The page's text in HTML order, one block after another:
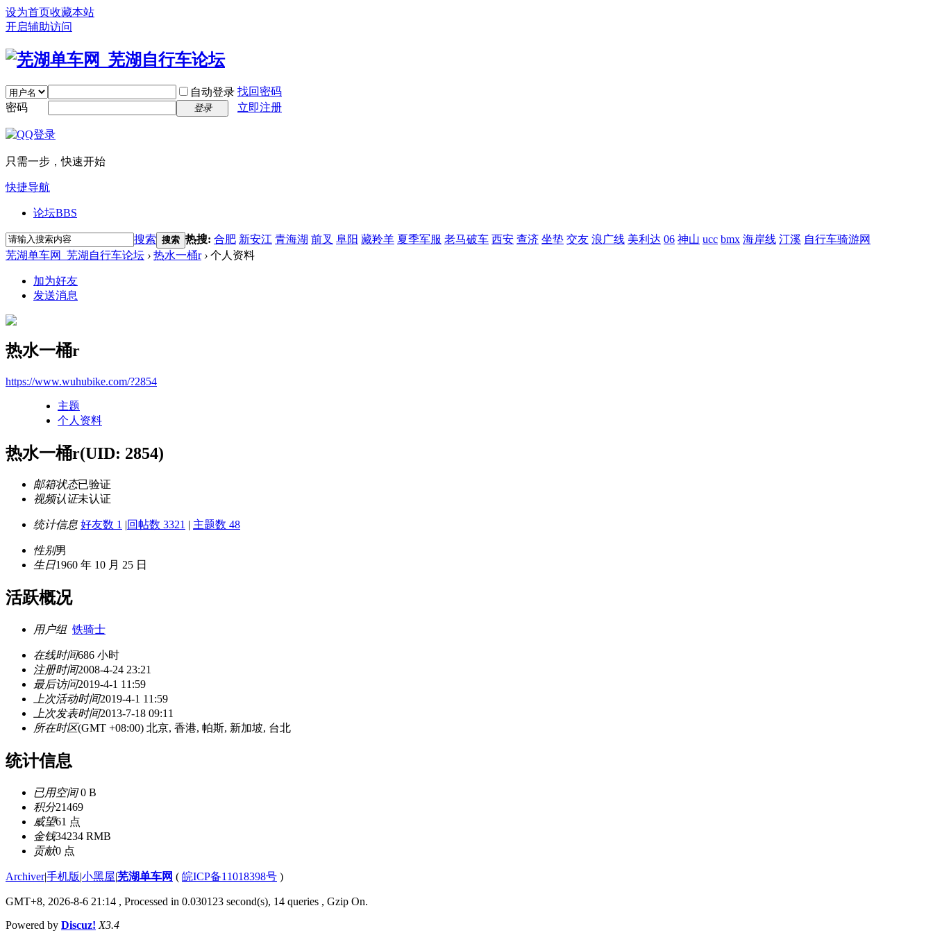
设为首页收藏本站
开启辅助访问
自动登录 找回密码
密码
登录 立即注册
只需一步，快速开始
快捷导航
论坛BBS
搜索 搜索 热搜: 合肥 新安江 青海湖 前叉 阜阳 藏羚羊 夏季军服 老马破车 西安 查济 坐垫 交友 浪广线 美利达 06 神山 ucc bmx 海岸线 汀溪 自行车骑游网
芜湖单车网_芜湖自行车论坛 › 热水一桶r › 个人资料
加为好友
发送消息
热水一桶r
https://www.wuhubike.com/?2854
主题
个人资料
热水一桶r(UID: 2854)
邮箱状态已验证
视频认证未认证
统计信息 好友数 1 |回帖数 3321 | 主题数 48
性别男
生日1960 年 10 月 25 日
活跃概况
用户组 铁骑士
在线时间686 小时
注册时间2008-4-24 23:21
最后访问2019-4-1 11:59
上次活动时间2019-4-1 11:59
上次发表时间2013-7-18 09:11
所在时区(GMT +08:00) 北京, 香港, 帕斯, 新加坡, 台北
统计信息
已用空间0 B
积分21469
威望61 点
金钱34234 RMB
贡献0 点
Archiver|手机版|小黑屋|芜湖单车网 ( 皖ICP备11018398号 )
GMT+8, 2026-8-6 21:14 , Processed in 0.030123 second(s), 14 queries , Gzip On.
Powered by Discuz! X3.4